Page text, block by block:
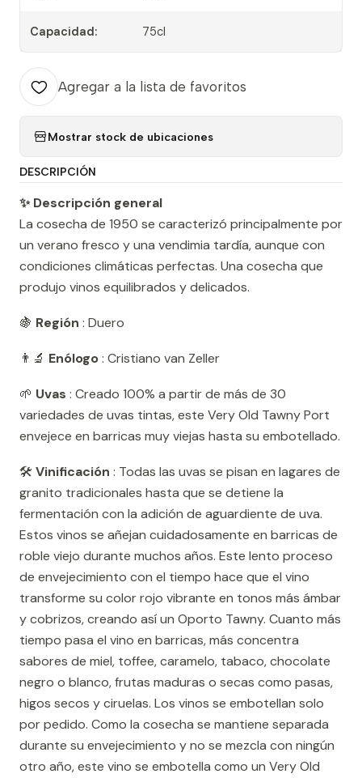
Capacidad: 75cl
Agregar a la lista de favoritos
Mostrar stock de ubicaciones
DESCRIPCIÓN
✨ Descripción general
La cosecha de 1950 se caracterizó principalmente por
un verano fresco y una vendimia tardía, aunque con
condiciones climáticas perfectas. Una cosecha que
produjo vinos equilibrados y delicados.
🍇 Región : Duero
👨‍🔬 Enólogo: Cristiano van Zeller
🌱 Uvas : Creado 100% a partir de más de 30
variedades de uvas tintas, este Very Old Tawny Port
envejece en barricas muy viejas hasta su embotellado.
🛠️ Vinificación : Todas las uvas se pisan en lagares de
granito tradicionales hasta que se detiene la
fermentación con la adición de aguardiente de uva.
Estos vinos se añejan cuidadosamente en barricas de
roble viejo durante muchos años. Este lento proceso
de envejecimiento con el tiempo hace que el vino
transforme su color rojo vibrante en tonos más ámbar
y cobrizos, creando así un Oporto Tawny. Cuanto más
tiempo pasa el vino en barricas, más concentra
sabores de miel, toffee, caramelo, tabaco, chocolate
negro o blanco, frutas maduras o secas como pasas,
higos secos y ciruelas. Los vinos se embotellan solo
por pedido. Como la cosecha se mantiene separada
durante su envejecimiento y no se mezcla con ningún
otro año, este vino se embotella como un Very Old